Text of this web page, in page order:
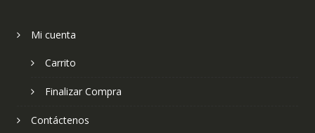
Mi cuenta
Carrito
Finalizar Compra
Contáctenos